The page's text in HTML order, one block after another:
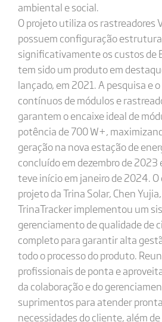
ambiental e social.
O projeto utiliza os rastreadores
possuem configuração
significativamente os custos de
tem sido um produto em
lançado, em 2021. A pesquisa e
contínuos de módulos e
garantem o encaixe ideal de
potência de 700 W+,
geração na nova estação de
concluído em dezembro de 2023
teve início em janeiro de 2024.
projeto da Trina Solar, Chen
TrinaTracker implementou um
gerenciamento de qualidade de
completo para garantir alta
todo o processo do produto.
profissionais de ponta e
da colaboração e do
suprimentos para atender
necessidades do cliente, além